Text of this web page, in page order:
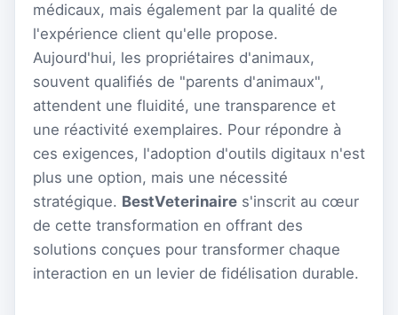
médicaux, mais également par la qualité de
l'expérience client qu'elle propose.
Aujourd'hui, les propriétaires d'animaux,
souvent qualifiés de "parents d'animaux",
attendent une fluidité, une transparence et
une réactivité exemplaires. Pour répondre à
ces exigences, l'adoption d'outils digitaux n'est
plus une option, mais une nécessité
stratégique. BestVeterinaire s'inscrit au cœur
de cette transformation en offrant des
solutions conçues pour transformer chaque
interaction en un levier de fidélisation durable.